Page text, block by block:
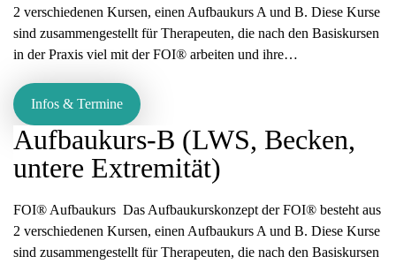
2 verschiedenen Kursen, einen Aufbaukurs A und B. Diese Kurse
sind zusammengestellt für Therapeuten, die nach den Basiskursen
in der Praxis viel mit der FOI® arbeiten und ihre…
Infos & Termine
Aufbaukurs-B (LWS, Becken,
untere Extremität)
FOI® Aufbaukurs Das Aufbaukurskonzept der FOI® besteht aus
2 verschiedenen Kursen, einen Aufbaukurs A und B. Diese Kurse
sind zusammengestellt für Therapeuten, die nach den Basiskursen